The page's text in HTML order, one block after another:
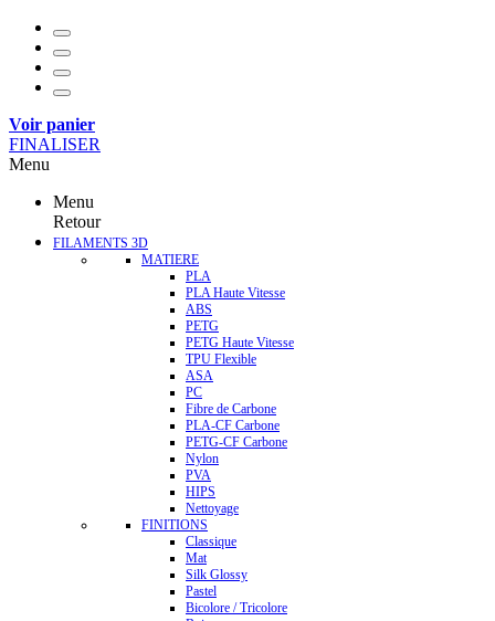
Voir panier
FINALISER
Menu
Menu
Retour
FILAMENTS 3D
MATIERE
PLA
PLA Haute Vitesse
ABS
PETG
PETG Haute Vitesse
TPU Flexible
ASA
PC
Fibre de Carbone
PLA-CF Carbone
PETG-CF Carbone
Nylon
PVA
HIPS
Nettoyage
FINITIONS
Classique
Mat
Silk Glossy
Pastel
Bicolore / Tricolore